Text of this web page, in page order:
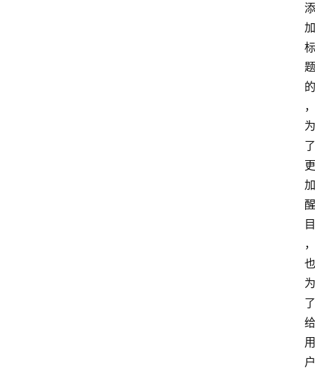
添
加
标
题
的
，
为
了
更
加
醒
目
，
也
为
了
给
用
户